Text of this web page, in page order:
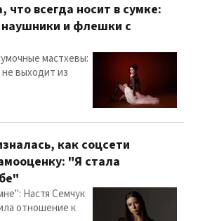
что всегда носит в сумке:
и флешки с
мастхевы:
выходит из
как соцсети
"Я стала
Настя Семчук
отношение к